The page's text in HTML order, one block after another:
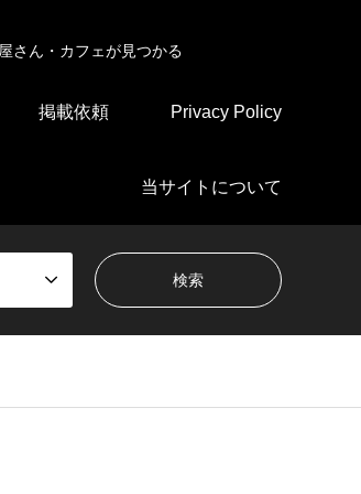
さん・カフェが見つかる
掲載依頼 Privacy Policy
当サイトについて